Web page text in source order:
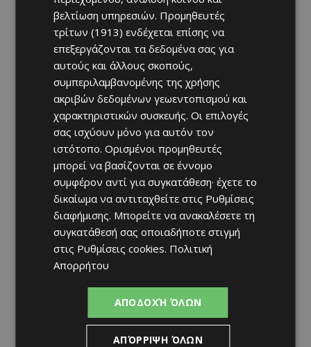
βελτίωση υπηρεσιών. Προμηθευτές
τρίτων (1913) ενδέχεται επίσης να
επεξεργάζονται τα δεδομένα σας για
αυτούς και άλλους σκοπούς,
συμπεριλαμβανομένης της χρήσης
ακριβών δεδομένων γεωεντοπισμού και
χαρακτηριστικών συσκευής. Οι επιλογές
σας ισχύουν μόνο για αυτόν τον
ιστότοπο. Ορισμένοι προμηθευτές
μπορεί να βασίζονται σε έννομο
συμφέρον αντί για συγκατάθεση· έχετε το
δικαίωμα να αντιταχθείτε στις Ρυθμίσεις
διαφήμισης. Μπορείτε να ανακαλέσετε τη
συγκατάθεσή σας οποιαδήποτε στιγμή
στις Ρυθμίσεις cookies. Πολιτική
Απορρήτου
ΑΠΟΔΟΧΉ ΌΛΩΝ
ΑΠΌΡΡΙΨΗ ΌΛΩΝ